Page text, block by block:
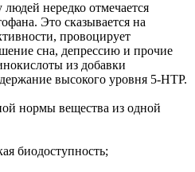
нередко отмечается
Это сказывается на
провоцирует
сна, депрессию и прочие
из добавки
высокого уровня 5-HTP.
нормы вещества из одной
биодоступность;